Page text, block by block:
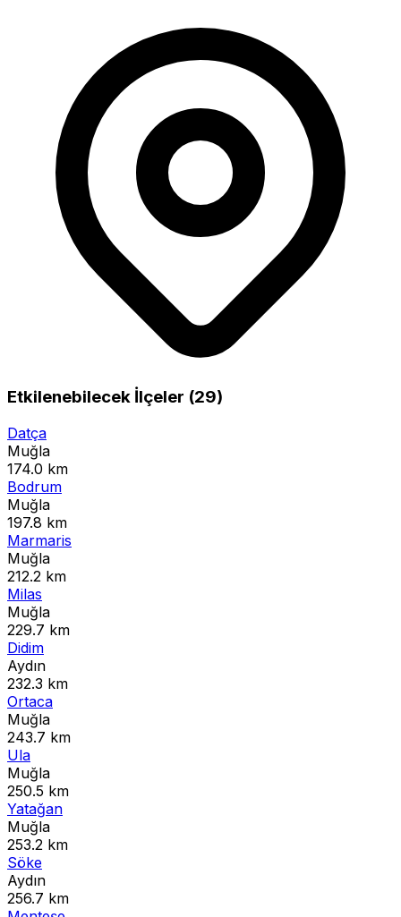
Etkilenebilecek İlçeler (29)
Datça
Muğla
174.0 km
Bodrum
Muğla
197.8 km
Marmaris
Muğla
212.2 km
Milas
Muğla
229.7 km
Didim
Aydın
232.3 km
Ortaca
Muğla
243.7 km
Ula
Muğla
250.5 km
Yatağan
Muğla
253.2 km
Söke
Aydın
256.7 km